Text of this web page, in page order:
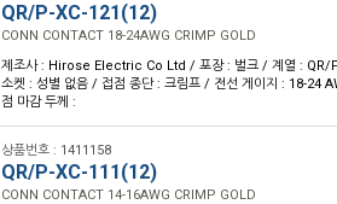
QR/P-XC-121(12)
CONN CONTACT 18-24AWG CRIMP GOLD
제조사 : Hirose Electric Co Ltd / 포장 : 벌크 / 계열 : QR/
소켓 : 성별 없음 / 접점 종단 : 크림프 / 전선 게이지 : 18-24
점 마감 두께 :
상품번호 : 1411158
QR/P-XC-111(12)
CONN CONTACT 14-16AWG CRIMP GOLD